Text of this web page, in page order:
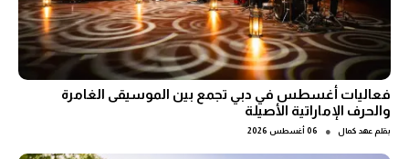
فعاليات أغسطس في دبي تجمع بين الموسيقى الغامرة
والحرف الإماراتية الأصيلة
بقلم عهد كمال ● 06 أغسطس 2026